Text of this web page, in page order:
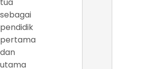
sebagai
pendidik
pertama
dan
utama